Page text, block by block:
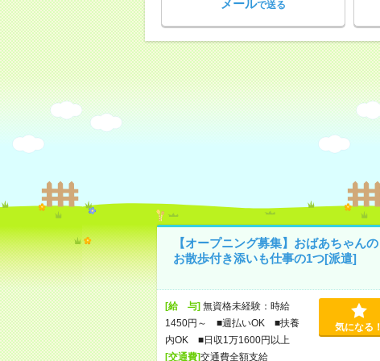
メールで送る
【オープニング募集】おばあちゃんの
お散歩付き添いも仕事の1つ[派遣]
[給 与]無資格未経験：時給
1450円～ ■週払いOK ■扶養
内OK ■日収1万1600円以上
[交通費]交通費全額支給
気になる！